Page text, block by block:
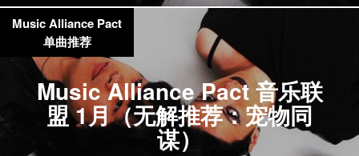
Music Alliance Pact 音乐联
盟 1月（无解推荐：宠物同
谋）
Music Alliance Pact
单曲推荐